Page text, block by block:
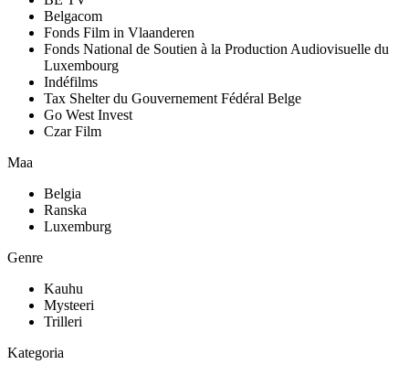
Belgacom
Fonds Film in Vlaanderen
Fonds National de Soutien à la Production Audiovisuelle du
Luxembourg
Indéfilms
Tax Shelter du Gouvernement Fédéral Belge
Go West Invest
Czar Film
Maa
Belgia
Ranska
Luxemburg
Genre
Kauhu
Mysteeri
Trilleri
Kategoria